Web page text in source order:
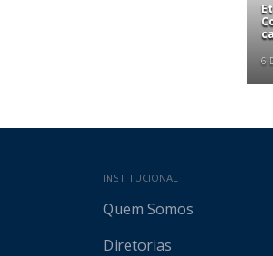
6
Mapa
INSTITUCIONAL
Quem Somos
Diretorias